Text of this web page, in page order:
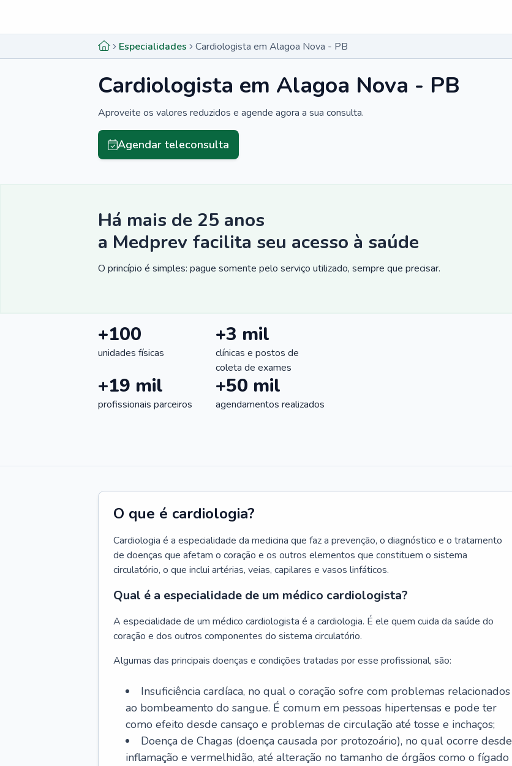
Especialidades Cardiologista em Alagoa Nova - PB
Cardiologista em Alagoa Nova - PB
Aproveite os valores reduzidos e agende agora a sua consulta.
Agendar teleconsulta
Há mais de 25 anos
a Medprev facilita seu acesso à saúde
O princípio é simples: pague somente pelo serviço utilizado, sempre que precisar.
+100
unidades físicas
+3 mil
clínicas e postos de
coleta de exames
+19 mil
profissionais parceiros
+50 mil
agendamentos realizados
O que é cardiologia?
Cardiologia é a especialidade da medicina que faz a prevenção, o diagnóstico e o tratamento
de doenças que afetam o coração e os outros elementos que constituem o sistema
circulatório, o que inclui artérias, veias, capilares e vasos linfáticos.
Qual é a especialidade de um médico cardiologista?
A especialidade de um médico cardiologista é a cardiologia. É ele quem cuida da saúde do
coração e dos outros componentes do sistema circulatório.
Algumas das principais doenças e condições tratadas por esse profissional, são:
Insuficiência cardíaca, no qual o coração sofre com problemas relacionados
ao bombeamento do sangue. É comum em pessoas hipertensas e pode ter
como efeito desde cansaço e problemas de circulação até tosse e inchaços;
Doença de Chagas (doença causada por protozoário), no qual ocorre desde
inflamação e vermelhidão, até alteração no tamanho de órgãos como o fígado